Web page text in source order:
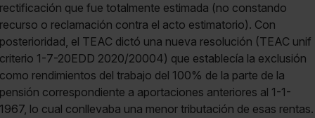
rectificación que fue totalmente estimada (no constando
recurso o reclamación contra el acto estimatorio). Con
posterioridad, el TEAC dictó una nueva resolución (TEAC unif
criterio 1-7-20EDD 2020/20004) que establecía la exclusión
como rendimientos del trabajo del 100% de la parte de la
pensión correspondiente a aportaciones anteriores al 1-1-
1967, lo cual conllevaba una menor tributación de esas rentas.